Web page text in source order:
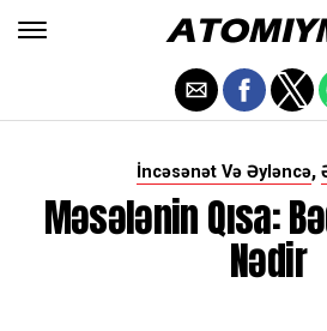
İncəsənət Və Əyləncə,
Məsələnin Qısa:
Nədir